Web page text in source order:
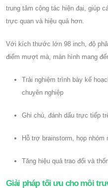
trung tâm cộng tác hiện đại, giúp
trực quan và hiệu quả hơn.
Với kích thước lớn 98 inch, độ
điểm mượt mà, màn hình mang
Trải nghiệm trình bày kế
chuyên nghiệp
Ghi chú, đánh dấu trực tiếp
Hỗ trợ brainstorm, họp
Tăng hiệu quả trao đổi và
Giải pháp tối ưu cho môi